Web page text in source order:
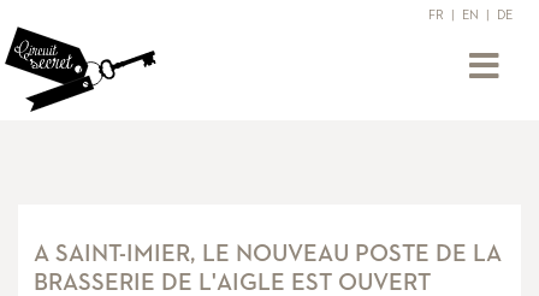
FR EN DE
A SAINT-IMIER, LE NOUVEAU POSTE DE LA
BRASSERIE DE L'AIGLE EST OUVERT